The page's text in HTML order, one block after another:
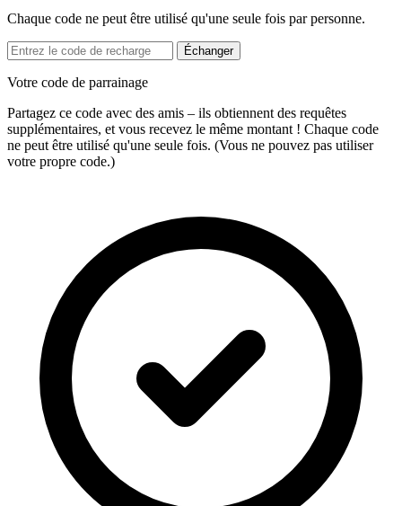
Chaque code ne peut être utilisé qu'une seule fois par personne.
Échanger
Votre code de parrainage
Partagez ce code avec des amis – ils obtiennent des requêtes
supplémentaires, et vous recevez le même montant ! Chaque code
ne peut être utilisé qu'une seule fois. (Vous ne pouvez pas utiliser
votre propre code.)